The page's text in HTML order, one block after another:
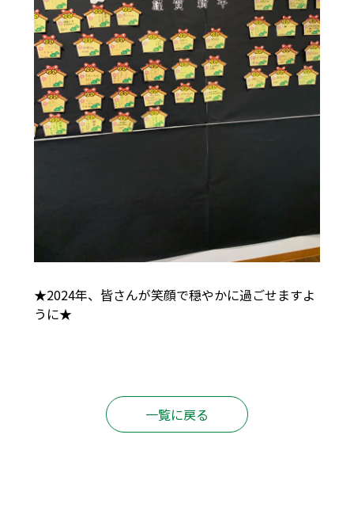
★2024年、皆さんが笑顔で穏やかに過ごせますよ
うに★
一覧に戻る